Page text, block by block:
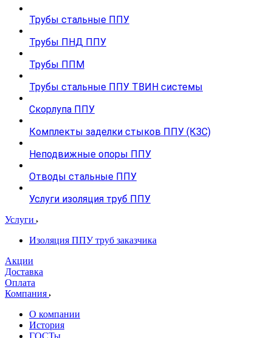
Трубы стальные ППУ
Трубы ПНД ППУ
Трубы ППМ
Трубы стальные ППУ ТВИН системы
Скорлупа ППУ
Комплекты заделки стыков ППУ (КЗС)
Неподвижные опоры ППУ
Отводы стальные ППУ
Услуги изоляция труб ППУ
Услуги
Изоляция ППУ труб заказчика
Акции
Доставка
Оплата
Компания
О компании
История
ГОСТы